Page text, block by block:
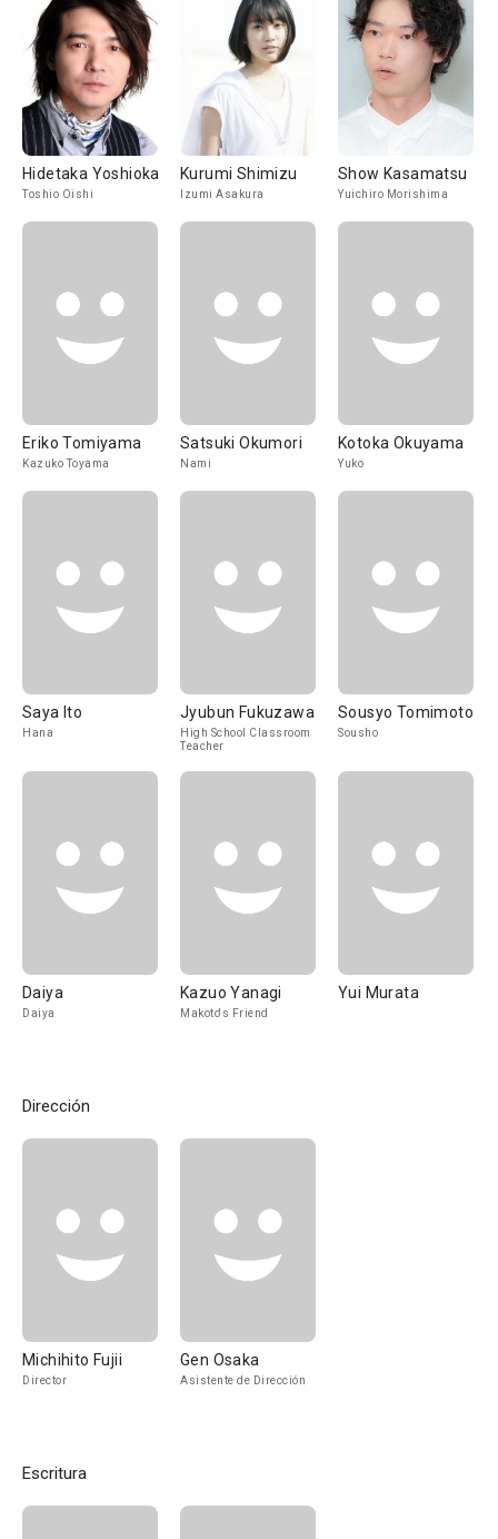
Hidetaka Yoshioka
Toshio Oishi
Kurumi Shimizu
Izumi Asakura
Show Kasamatsu
Yuichiro Morishima
Eriko Tomiyama
Kazuko Toyama
Satsuki Okumori
Nami
Kotoka Okuyama
Yuko
Saya Ito
Hana
Jyubun Fukuzawa
High School Classroom
Teacher
Sousyo Tomimoto
Sousho
Daiya
Daiya
Kazuo Yanagi
Makoto's Friend
Yui Murata
Dirección
Michihito Fujii
Director
Gen Osaka
Asistente de Dirección
Escritura